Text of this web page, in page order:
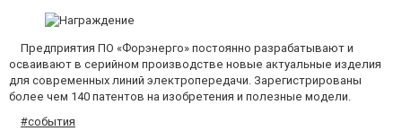
Предприятия ПО «Форэнерго» постоянно разрабатывают и
осваивают в серийном производстве новые актуальные изделия
для современных линий электропередачи. Зарегистрированы
более чем 140 патентов на изобретения и полезные модели.
#события